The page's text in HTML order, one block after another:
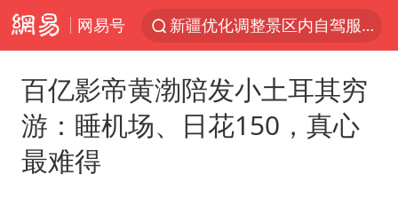
网易号
新疆优化调整景区内自驾服务费
央视新主播李秋莹孙亚鹏亮相
情侣平潭拍日出坠崖1死1伤
百亿影帝黄渤陪发小土耳其穷
游：睡机场、日花150，真心
最难得